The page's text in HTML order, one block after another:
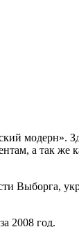
модерн».
а так же
Выборга,
2008 год.